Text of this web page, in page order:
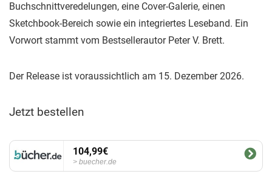
Buchschnittveredelungen, eine Cover-Galerie, einen
Sketchbook-Bereich sowie ein integriertes Leseband. Ein
Vorwort stammt vom Bestsellerautor Peter V. Brett.
Der Release ist voraussichtlich am 15. Dezember 2026.
Jetzt bestellen
104,99€
buecher.de